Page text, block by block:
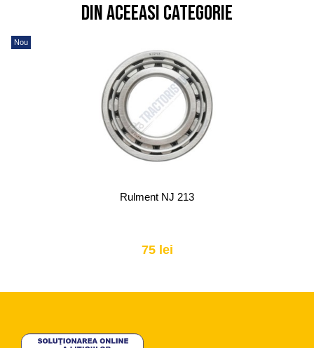
Din aceeasi categorie
Nou
Rulment NJ 213
75 lei